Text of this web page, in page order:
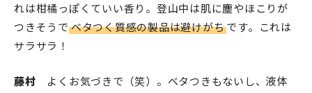
れは柑橘っぽくていい香り。登山中は肌に塵やほこりが
つきそうで ベタつく質感の製品は避けがちです。これは
サラサラ！
藤村 よくお気づきで（笑）。ベタつきもないし、液体